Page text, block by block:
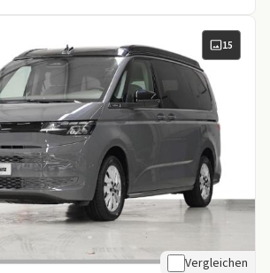
15
Vergleichen